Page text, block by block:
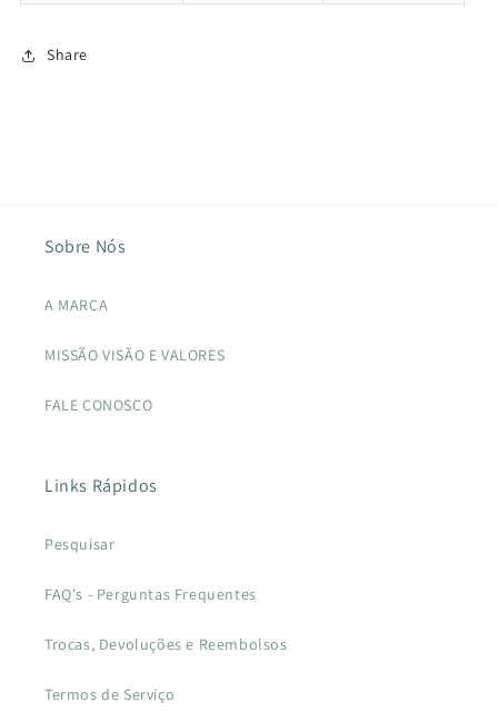
Share
Sobre Nós
A MARCA
MISSÃO VISÃO E VALORES
FALE CONOSCO
Links Rápidos
Pesquisar
FAQ's - Perguntas Frequentes
Trocas, Devoluções e Reembolsos
Termos de Serviço